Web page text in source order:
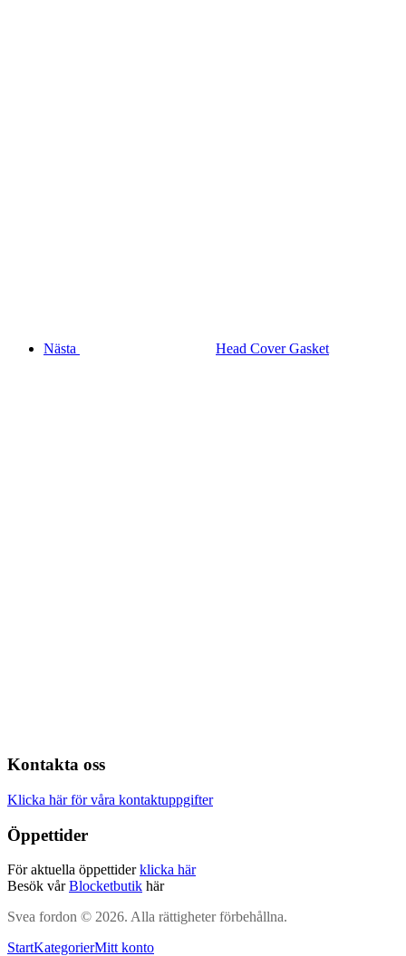
Nästa Head Cover Gasket
Kontakta oss
Klicka här för våra kontaktuppgifter
Öppettider
För aktuella öppettiderklicka här
Besök vårBlocketbutik här
Svea fordon © 2026. Alla rättigheter förbehållna.
StartKategorierMitt konto